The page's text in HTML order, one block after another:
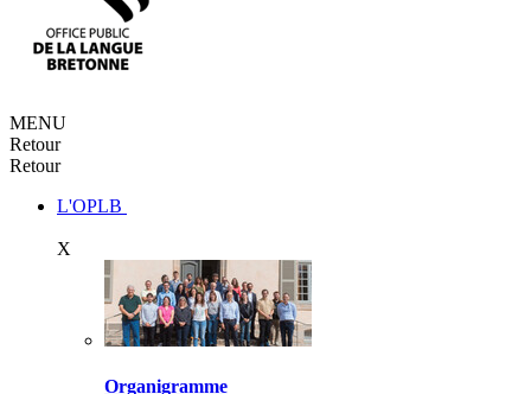
MENU
Retour
Retour
L'OPLB
X
Organigramme